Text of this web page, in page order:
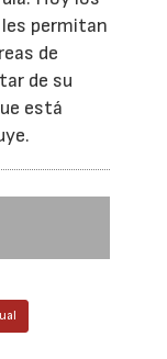
permitan
de
de su
está